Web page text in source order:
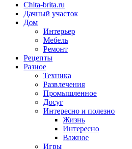
Chita-brita.ru
Дачный участок
Дом
Интерьер
Мебель
Ремонт
Рецепты
Разное
Техника
Развлечения
Промышленное
Досуг
Интересно и полезно
Жизнь
Интересно
Важное
Игры